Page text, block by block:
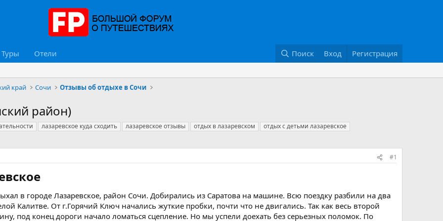
Туры Отели Поиск Вход Регистрация
край Сочи Отзывы об отдыхе в Сочи
район)
лазаревское куда сходить лазаревское отзывы отдых в лазаревском
отдых с детьми лазаревское
#1
в городе Лазаревское, район Сочи. Добирались из Саратова на машине. Всю поездку разбили на два
Калитве. От г.Горячий Ключ начались жуткие пробки, почти что не двигались. Так как весь второй
под конец дороги начало ломаться сцепление. Но мы успели доехать без серьезных поломок. По